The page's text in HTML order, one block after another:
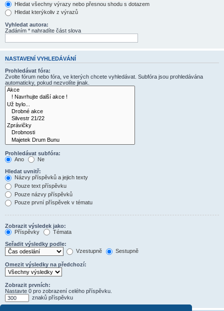
Hledat všechny výrazy nebo přesnou shodu s dotazem
Hledat kterýkoliv z výrazů
Vyhledat autora:
Zadáním * nahradíte část slova
NASTAVENÍ VYHLEDÁVÁNÍ
Prohledávat fóra:
Zvolte fórum nebo fóra, ve kterých chcete vyhledávat. Subfóra jsou prohledávána
automaticky, pokud nezvolíte jinak.
Prohledávat subfóra:
Ano
Ne
Hledat uvnitř:
Názvy příspěvků a jejich texty
Pouze text příspěvku
Pouze názvy příspěvků
Pouze první příspěvek v tématu
Zobrazit výsledek jako:
Příspěvky
Témata
Seřadit výsledky podle:
Vzestupně
Sestupně
Omezit výsledky na předchozí:
Zobrazit prvních:
Nastavte 0 pro zobrazení celého příspěvku.
znaků příspěvku